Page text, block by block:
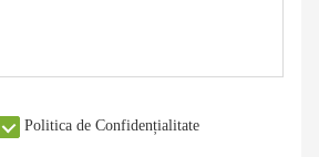
Politica de Confidențialitate